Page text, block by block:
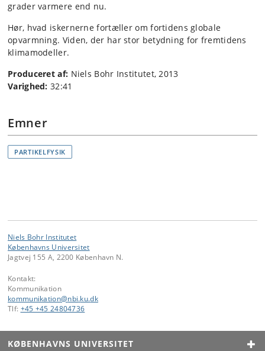
grader varmere end nu.
Hør, hvad iskernerne fortæller om fortidens globale
opvarmning. Viden, der har stor betydning for fremtidens
klimamodeller.
Produceret af: Niels Bohr Institutet, 2013
Varighed: 32:41
Emner
PARTIKELFYSIK
Niels Bohr Institutet
Københavns Universitet
Jagtvej 155 A, 2200 København N.
Kontakt:
Kommunikation
kommunikation@nbi.ku.dk
Tlf: +45 +45 24804736
KØBENHAVNS UNIVERSITET